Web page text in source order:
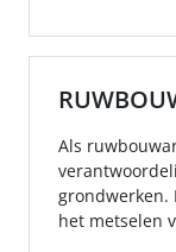
Als
grondwerken.
het metselen